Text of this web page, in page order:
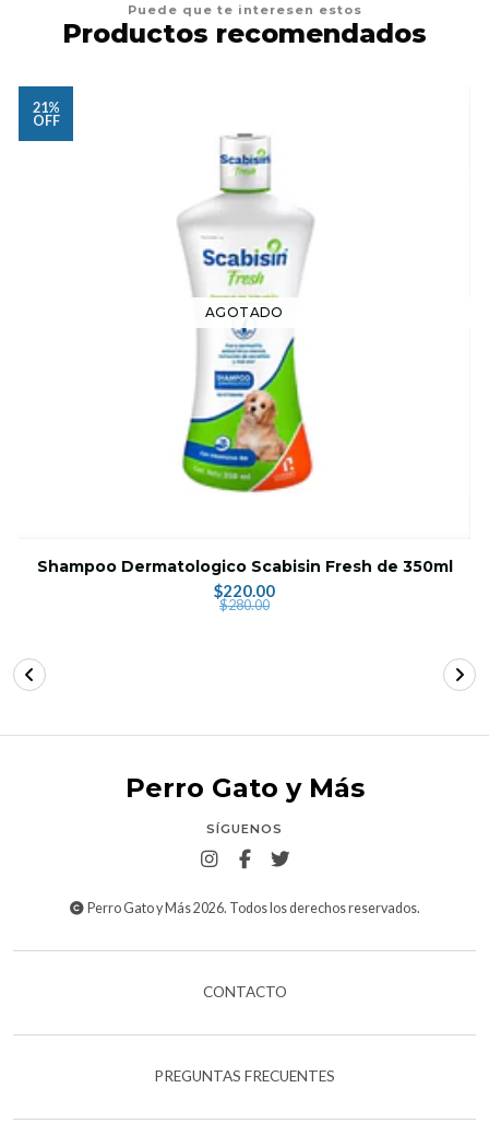
Puede que te interesen estos
Productos recomendados
21%
OFF
AGOTADO
Shampoo Dermatologico Scabisin Fresh de 350ml
$220.00
$280.00
Perro Gato y Más
SÍGUENOS
Perro Gato y Más 2026. Todos los derechos reservados.
CONTACTO
PREGUNTAS FRECUENTES